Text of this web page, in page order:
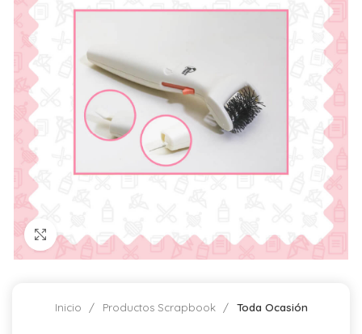
Click para agrandar
Inicio Productos Scrapbook Toda Ocasión